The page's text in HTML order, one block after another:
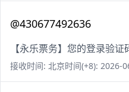
@430677492636
【永乐票务】您的登录验证
接收时间: 北京时间(+8): 2026-